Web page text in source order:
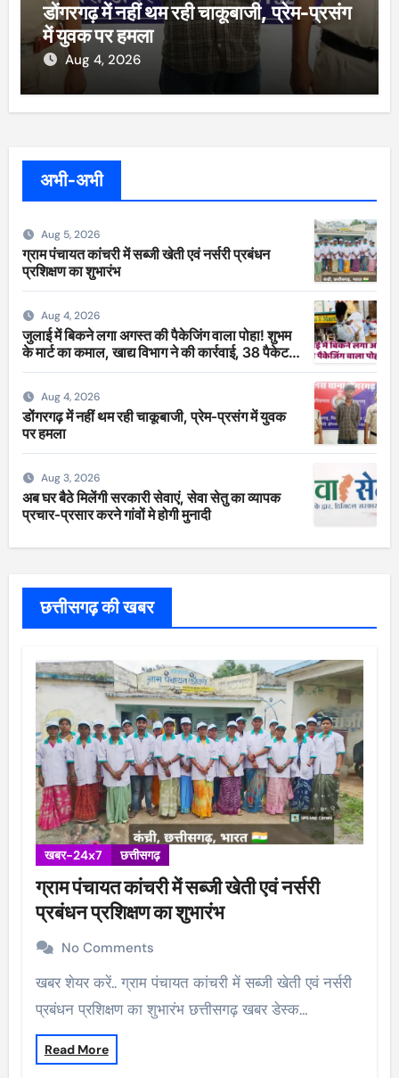
डोंगरगढ़ में नहीं थम रही चाकूबाजी, प्रेम-प्रसंग
में युवक पर हमला
Aug 4, 2026
अभी-अभी
Aug 5, 2026
ग्राम पंचायत कांचरी में सब्जी खेती एवं नर्सरी प्रबंधन
प्रशिक्षण का शुभारंभ
Aug 4, 2026
जुलाई में बिकने लगा अगस्त की पैकेजिंग वाला पोहा! शुभम
के मार्ट का कमाल, खाद्य विभाग ने की कार्रवाई, 38 पैकेट
सीज
Aug 4, 2026
डोंगरगढ़ में नहीं थम रही चाकूबाजी, प्रेम-प्रसंग में युवक
पर हमला
Aug 3, 2026
अब घर बैठे मिलेंगी सरकारी सेवाएं, सेवा सेतु का व्यापक
प्रचार-प्रसार करने गांवों मे होगी मुनादी
छत्तीसगढ़ की खबर
खबर-24x7 छत्तीसगढ़
ग्राम पंचायत कांचरी में सब्जी खेती एवं नर्सरी
प्रबंधन प्रशिक्षण का शुभारंभ
No Comments
खबर शेयर करें.. ग्राम पंचायत कांचरी में सब्जी खेती एवं नर्सरी
प्रबंधन प्रशिक्षण का शुभारंभ छत्तीसगढ़ खबर डेस्क…
Read More